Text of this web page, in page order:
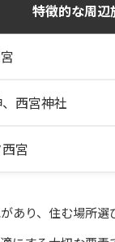
特徴的な周辺
西宮神社
宮
あり、住む場所